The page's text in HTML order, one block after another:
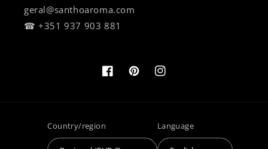
geral@santhoaroma.com
☎ +351 937 903 881
FacebookPinterestInstagram
Country/region Language